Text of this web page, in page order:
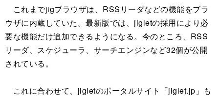
これまでjigブラウザは、RSSリーダなどの機能をブラ
ウザに内蔵していた。最新版では、jigletの採用により必
要な機能だけ追加できるようになる。今のところ、RSS
リーダ、スケジューラ、サーチエンジンなど32個が公開
されている。
これに合わせて、jigletのポータルサイト「jiglet.jp」も